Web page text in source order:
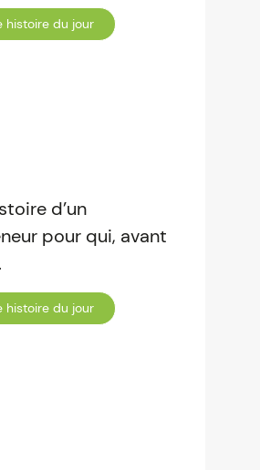
histoire du jour
d’un
pour qui, avant
histoire du jour